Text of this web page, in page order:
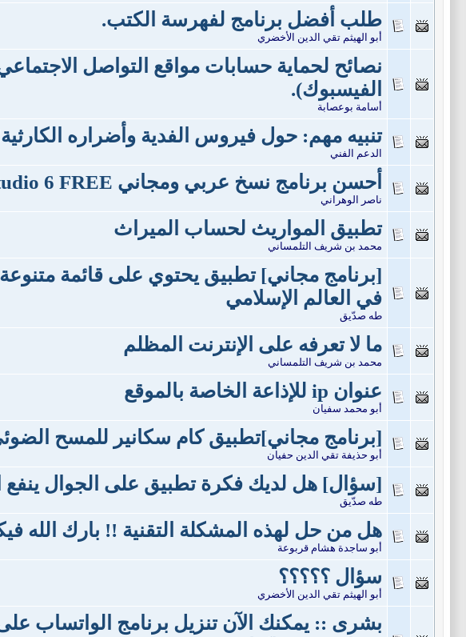
طلب أفضل برنامج لفهرسة الكتب.
أبو الهيثم تقي الدين الأخضري
نصائح لحماية حسابات مواقع التواصل
الفيسبوك).
أسامة بوعصابة
تنبيه مهم: حول فيروس الفدية وأضراره
الدعم الفني
أحسن برنامج نسخ عربي ومجاني Ashampoo Burning Studio 6 FREE
ناصر الوهراني
تطبيق المواريث لحساب الميراث
محمد بن شريف التلمساني
[برنامج مجاني] تطبيق يحتوي على قائمة
في العالم الإسلامي
طه صدّيق
ما لا تعرفه على الإنترنت المظلم
محمد بن شريف التلمساني
عنوان ip للإذاعة الخاصة بالموقع
أبو محمد سفيان
[برنامج مجاني]تطبيق كام سكانير للمسح
أبو حذيفة تقي الدين حفيان
[سؤال] هل لديك فكرة تطبيق على الجوال
طه صدّيق
هل من حل لهذه المشكلة التقنية !! بارك الله
أبو ساجدة هشام قربوعة
سؤال ؟؟؟؟؟
أبو الهيثم تقي الدين الأخضري
بشرى :: يمكنك الآن تنزيل برنامج الواتساب